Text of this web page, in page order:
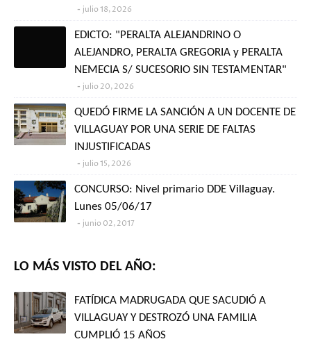
julio 18, 2026
EDICTO: "PERALTA ALEJANDRINO O
ALEJANDRO, PERALTA GREGORIA y PERALTA
NEMECIA S/ SUCESORIO SIN TESTAMENTAR"
julio 20, 2026
QUEDÓ FIRME LA SANCIÓN A UN DOCENTE DE
VILLAGUAY POR UNA SERIE DE FALTAS
INJUSTIFICADAS
julio 15, 2026
CONCURSO: Nivel primario DDE Villaguay.
Lunes 05/06/17
junio 02, 2017
LO MÁS VISTO DEL AÑO:
FATÍDICA MADRUGADA QUE SACUDIÓ A
VILLAGUAY Y DESTROZÓ UNA FAMILIA
CUMPLIÓ 15 AÑOS